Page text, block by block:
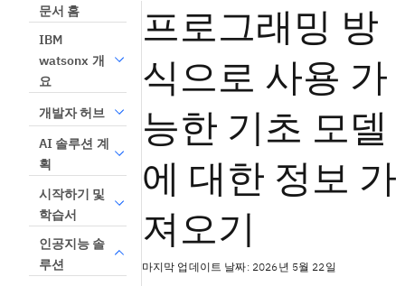
문서 홈
IBM
watsonx 개
요
개발자 허브
AI 솔루션 계
획
시작하기 및
학습서
인공지능 솔
루션
프로그래밍 방
식으로 사용 가
능한 기초 모델
에 대한 정보 가
져오기
마지막 업데이트 날짜: 2026년 5월 22일